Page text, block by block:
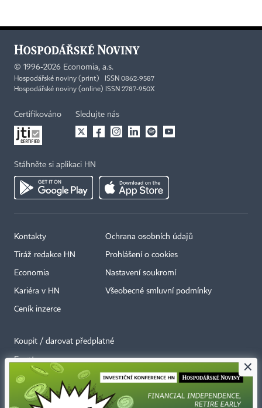
© 1996-2026 Economia, a.s.
Hospodářské noviny (print) ISSN 0862-9587
Hospodářské noviny (online) ISSN 2787-950X
Certifikováno Sledujte nás
Stáhněte si aplikaci HN
Kontakty
Tiráž redakce HN
Economia
Kariéra v HN
Ceník inzerce
Ochrana osobních údajů
Prohlášení o cookies
Nastavení soukromí
Všeobecné smluvní podmínky
Koupit / darovat předplatné
Eventy
Newslettery
RSS kanály
×